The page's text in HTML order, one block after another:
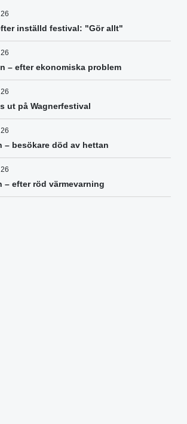
inställd festival: "Gör allt"
– efter ekonomiska problem
ut på Wagnerfestival
– besökare död av hettan
– efter röd värmevarning